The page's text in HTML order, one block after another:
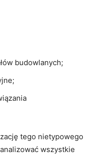
budowlanych;
tego nietypowego
wszystkie